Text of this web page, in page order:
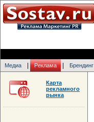
Медиа Реклама Брендинг
Карта
рекламного
рынка